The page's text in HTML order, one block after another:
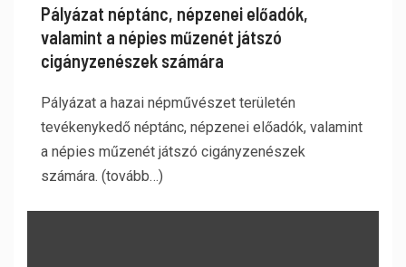
Pályázat néptánc, népzenei előadók,
valamint a népies műzenét játszó
cigányzenészek számára
Pályázat a hazai népművészet területén
tevékenykedő néptánc, népzenei előadók, valamint
a népies műzenét játszó cigányzenészek
számára. (tovább…)